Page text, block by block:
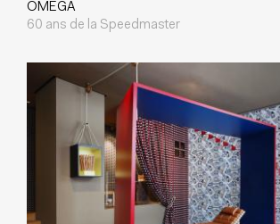
OMEGA
60 ans de la Speedmaster